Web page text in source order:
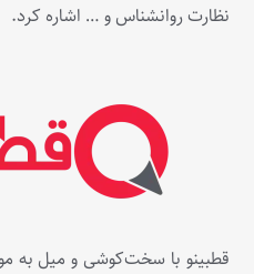
نظارت روانشناس و … اشاره کرد.
قطبینو با سخت‌کوشی و میل به